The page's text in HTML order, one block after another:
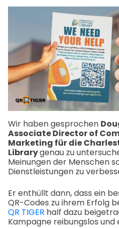
Wir haben gesprochen
Associate Director of
Marketing für die
Librarygenau zu
Meinungen der Menschen
Dienstleistungen zu
Er enthüllt dann, dass ein
QR-Codes zu ihrem Erfolg
QR TIGER half dazu
Kampagne reibungslos